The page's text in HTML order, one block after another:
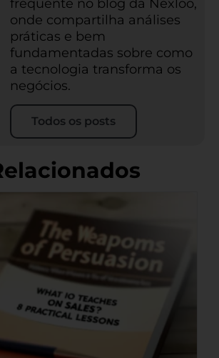
frequente no blog da Nexloo,
onde compartilha análises
práticas e bem
fundamentadas sobre como
a tecnologia transforma os
negócios.
Todos os posts